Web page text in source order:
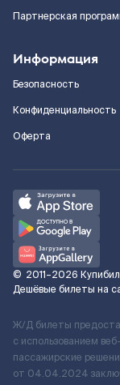
Партнерская
Информация
Безопасность
Конфиденциальность
Оферта
© 2011–2026
Дешёвые билеты на
Ж/Д билеты
с использованием
пассажирские
от 04.04.2024